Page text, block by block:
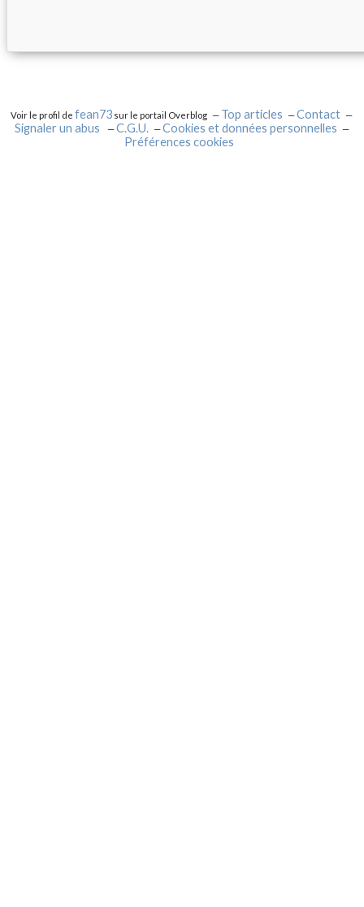
Voir le profil defean73 sur le portail Overblog Top articles
Contact
Signaler un abus
C.G.U.
Cookies et données personnelles
Préférences cookies